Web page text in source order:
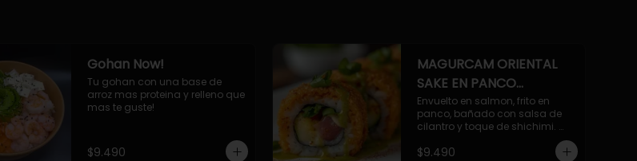
salmón.
Gohan Now!
Tu gohan con una base de
arroz mas proteina y relleno que
mas te guste!
$9.490
MAGURCAM ORIENTAL
SAKE EN PANCO
ACILANTRADO.
Envuelto en salmon, frito en
panco, bañado con salsa de
cilantro y toque de shichimi.
Atun, camaron, queso, cebollin.
$9.490